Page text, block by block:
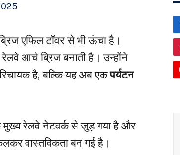
एफिल टॉवर से भी ऊंचा है।
आर्च ब्रिज बनाती है। उन्होंने
है, बल्कि यह अब एकपर्यटन
मुख्य रेलवे नेटवर्क से जुड़ गया है और
वास्तविकता बन गई है।